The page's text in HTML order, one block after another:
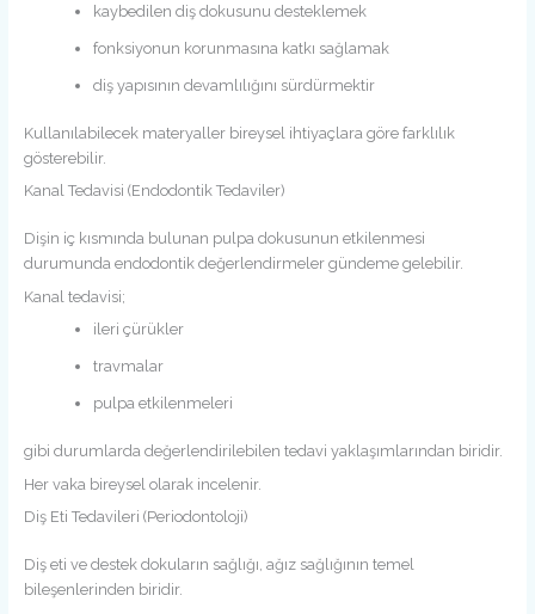
kaybedilen diş dokusunu desteklemek
fonksiyonun korunmasına katkı sağlamak
diş yapısının devamlılığını sürdürmektir
Kullanılabilecek materyaller bireysel ihtiyaçlara göre farklılık
gösterebilir.
Kanal Tedavisi (Endodontik Tedaviler)
Dişin iç kısmında bulunan pulpa dokusunun etkilenmesi
durumunda endodontik değerlendirmeler gündeme gelebilir.
Kanal tedavisi;
ileri çürükler
travmalar
pulpa etkilenmeleri
gibi durumlarda değerlendirilebilen tedavi yaklaşımlarından biridir.
Her vaka bireysel olarak incelenir.
Diş Eti Tedavileri (Periodontoloji)
Diş eti ve destek dokuların sağlığı, ağız sağlığının temel
bileşenlerinden biridir.